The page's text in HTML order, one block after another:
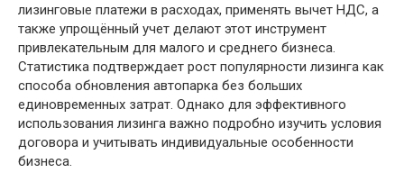
лизинговые платежи в расходах, применять вычет НДС, а
также упрощённый учет делают этот инструмент
привлекательным для малого и среднего бизнеса.
Статистика подтверждает рост популярности лизинга как
способа обновления автопарка без больших
единовременных затрат. Однако для эффективного
использования лизинга важно подробно изучить условия
договора и учитывать индивидуальные особенности
бизнеса.